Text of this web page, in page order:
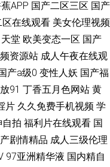
视频 岛国一级毛精品 超碰91
频免费 91制作制片 91在线
91顏色 青青草伊人 91后入
黑丝妹妹 野花韩国视频免费
天 91巨炮免费福利 午夜免费
一美 欧美福利专区 日韩一区
APP 国产二区三区 国产
区在线观看 美女伦理视频
堂 欧美变态一区 国产
资源站 成人午夜在线观
产a级0 变性人妖 国产福
91 丁香五月色网站 黄
片 久久免费手机视频 学
自拍 福利片在线观看 国
剧情精品 成人三级伦理
97亚洲精华液 国内精自